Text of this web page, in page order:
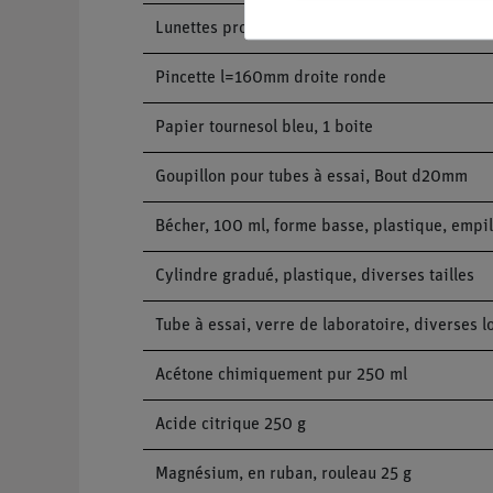
Lunettes protectrices, verres clairs
Pincette l=160mm droite ronde
Papier tournesol bleu, 1 boite
Goupillon pour tubes à essai, Bout d20mm
Bécher, 100 ml, forme basse, plastique,
Cylindre gradué, plastique, diverses tailles
Tube à essai, verre de laboratoire, diverses
Acétone chimiquement pur 250 ml
Acide citrique 250 g
Magnésium, en ruban, rouleau 25 g